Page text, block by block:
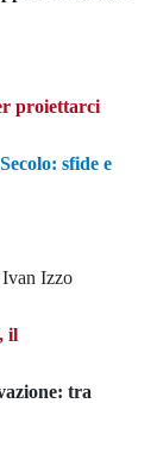
proiettarci
sfide e
Izzo
il
tra